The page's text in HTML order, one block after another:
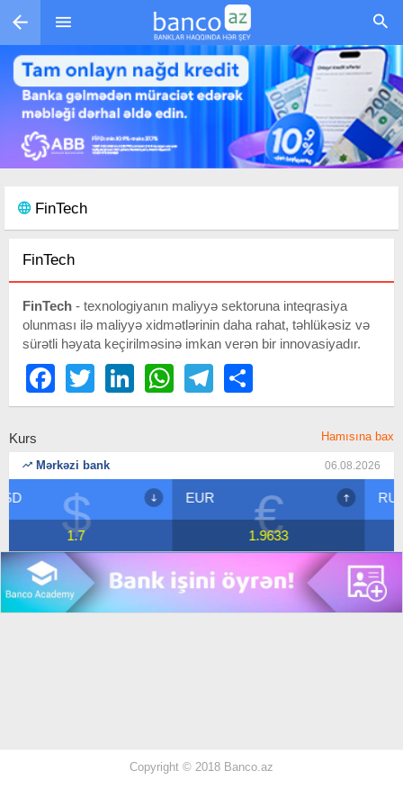
Skip to main content
FinTech
FinTech
FinTech - texnologiyanın maliyyə sektoruna inteqrasiya
olunması ilə maliyyə xidmətlərinin daha rahat, təhlükəsiz və
sürətli həyata keçirilməsinə imkan verən bir innovasiyadır.
FacebookTwitter LinkedIn WhatsAppTelegram
Kurs Hamısına bax
Mərkəzi bank 06.08.2026
€ ₽
Copyright © 2018 Banco.az